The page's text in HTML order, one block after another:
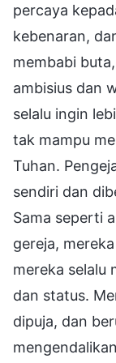
percaya
kebenaran,
membabi
ambisius dan
selalu ingin
tak mampu
Tuhan.
sendiri dan
Sama seperti
gereja,
mereka selalu
dan status.
dipuja, dan